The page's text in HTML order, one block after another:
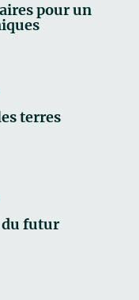
pour un
terres
du futur